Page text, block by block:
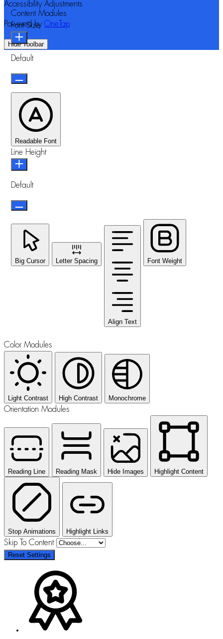
Accessibility Adjustments
Powered by OneTap
Hide Toolbar
Content Modules
Font Size
Default
Readable Font
Line Height
Default
Big Cursor Letter Spacing
Align Text
Font Weight
Color Modules
Light Contrast High Contrast Monochrome
Orientation Modules
Reading Line Reading Mask Hide Images Highlight Content
Stop Animations Highlight Links
Skip To Content
Reset Settings